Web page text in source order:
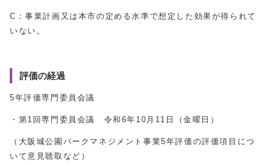
C：事業計画又は本市の定める水準で想定した効果が得られて
いない。
評価の経過
5年評価専門委員会議
・第1回専門委員会議 令和6年10月11日（金曜日）
（大阪城公園パークマネジメント事業5年評価の評価項目につ
いて意見聴取など）